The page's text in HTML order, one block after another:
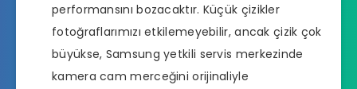
performansını bozacaktır. Küçük çizikler
fotoğraflarımızı etkilemeyebilir, ancak çizik çok
büyükse, Samsung yetkili servis merkezinde
kamera cam merceğini orijinaliyle